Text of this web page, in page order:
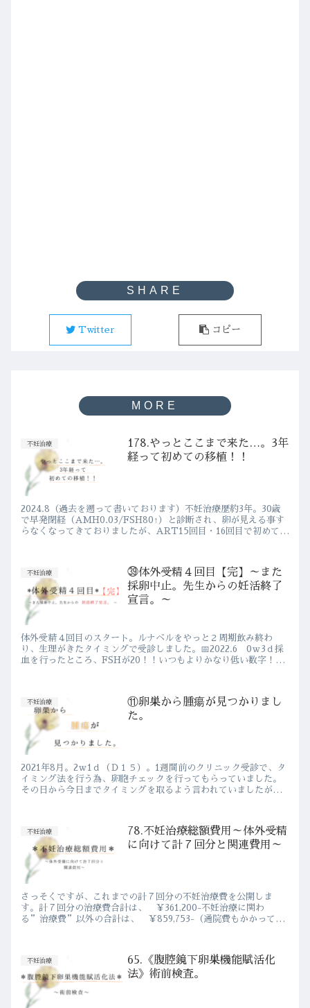
Twitter コピー
不妊治療
178.やっとここまで来た…。3年
経って初めての移植！！
2024.8（過去を遡って書いております）不妊治療歴約3年。30歳
で早発閉経（AMH0.03/FSH80↑）と診断され、卵が見える事す
らなくなってきておりましたが、ART15回目・16回目で初めての
不妊治療
㊴体外受精４回目【完】～また
採卵中止。先生からの妊活終了
宣言。～
体外受精４回目のスタート。ルナベルをやっと２周期飲み終わ
り、生理がきたタイミングで受診しました。📅2022.6 0ｗ3ｄ採
血を行ったところ、FSHが20！！いつもよりかなり低い数字！！
不妊治療
⑪卵巣から腫瘍が見つかりまし
た。
2021年8月。2ｗ1ｄ（Ｄ１５）。1週間前のクリニック受診で、タ
イミング法を行う為、卵胞チェックを行ってもらっていました。
その日から今日までタイミングを取るよう言われていましたが、
不妊治療
78.不妊治療総額費用～体外受精
に向けて計７回分と関連費用～
さっそくですが、これまでの計７回分の不妊治療費を公開しま
す。計７回分の治療費合計は、 ￥361,200-不妊治療に関わ
る”治療費”以外の合計は、 ￥859,753-（通院費もかかってい
不妊治療
65.《腹腔鏡下卵巣機能賦活化
法》術前検査。